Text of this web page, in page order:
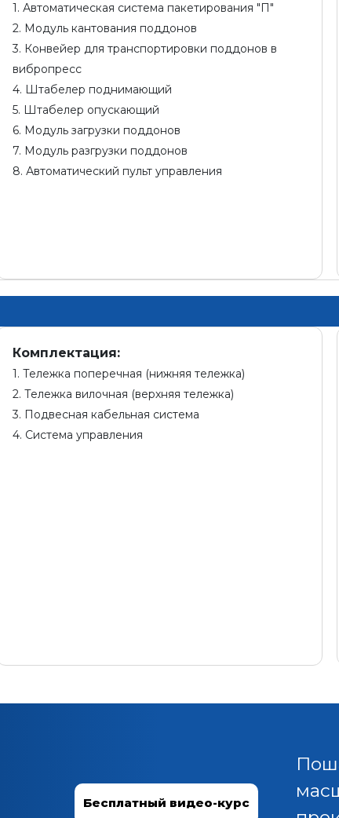
1. Автоматическая система пакетирования "П"
2. Модуль кантования поддонов
3. Конвейер для транспортировки поддонов в
вибропресс
4. Штабелер поднимающий
5. Штабелер опускающий
6. Модуль загрузки поддонов
7. Модуль разгрузки поддонов
8. Автоматический пульт управления
Комплектация:
1. Тележка поперечная (нижняя тележка)
2. Тележка вилочная (верхняя тележка)
3. Подвесная кабельная система
4. Система управления
Бесплатный видео-курс